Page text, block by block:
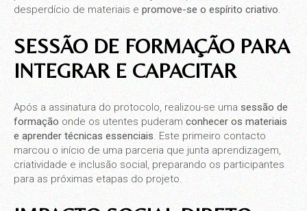
desperdício de materiais epromove-se o espírito criativo.
SESSÃO DE FORMAÇÃO PARA
INTEGRAR E CAPACITAR
Após a assinatura do protocolo, realizou-se umasessão de
formaçãoonde os utentes puderamconhecer os materiais
e aprender técnicas essenciais. Este primeiro contacto
marcou o início de uma parceria que junta aprendizagem,
criatividade e inclusão social, preparando os participantes
para as próximas etapas do projeto.